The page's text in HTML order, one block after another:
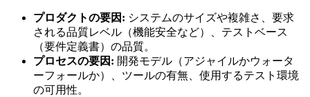
プロダクトの要因: システムのサイズや複雑さ、要求
される品質レベル（機能安全など）、テストベース
（要件定義書）の品質。
プロセスの要因: 開発モデル（アジャイルかウォータ
ーフォールか）、ツールの有無、使用するテスト環境
の可用性。